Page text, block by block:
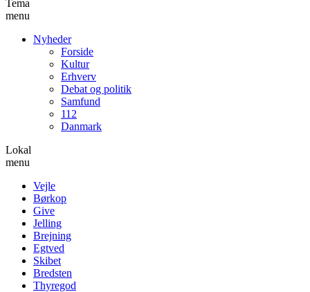
Tema
menu
Nyheder
Forside
Kultur
Erhverv
Debat og politik
Samfund
112
Danmark
Lokal
menu
Vejle
Børkop
Give
Jelling
Brejning
Egtved
Skibet
Bredsten
Thyregod